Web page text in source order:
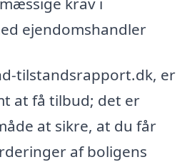
ejendomshandler
tilstandsrapport.dk, er
at få tilbud; det er
at sikre, at du får
af boligens